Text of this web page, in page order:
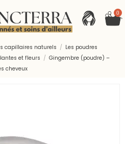
0
capillaires naturels
Les poudres
et fleurs
Gingembre (poudre) –
cheveux